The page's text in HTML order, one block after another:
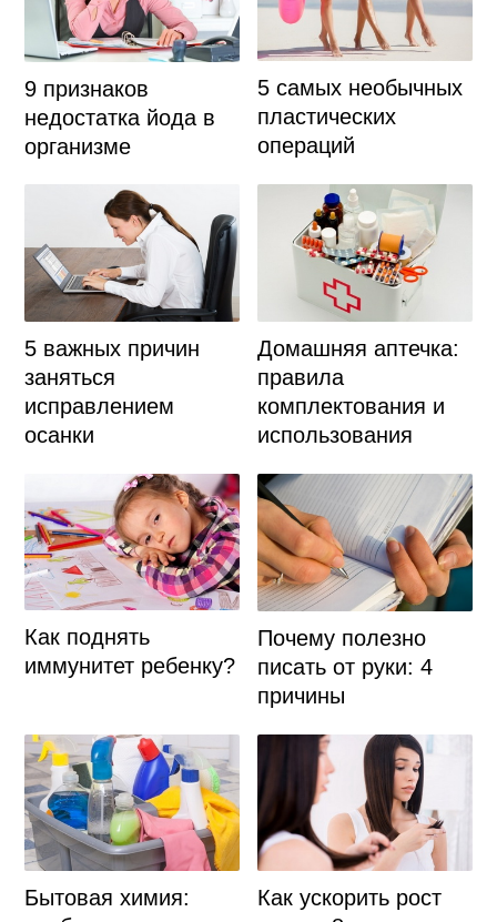
9 признаков
недостатка йода в
организме
5 самых необычных
пластических
операций
5 важных причин
заняться
исправлением
осанки
Домашняя аптечка:
правила
комплектования и
использования
Как поднять
иммунитет ребенку?
Почему полезно
писать от руки: 4
причины
Бытовая химия:
Как ускорить рост